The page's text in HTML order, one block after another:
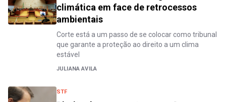
climática em face de retrocessos
ambientais
Corte está a um passo de se colocar como tribunal
que garante a proteção ao direito a um clima
estável
JULIANA AVILA
STF